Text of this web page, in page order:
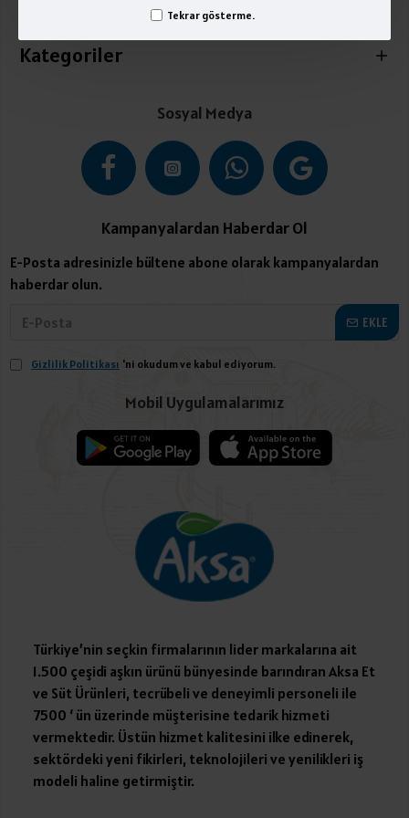
Tekrar gösterme.
Kategoriler
Sosyal Medya
Kampanyalardan Haberdar Ol
E-Posta adresinizle bültene abone olarak kampanyalardan
haberdar olun.
EKLE
Gizlilik Politikası 'ni okudum ve kabul ediyorum.
Mobil Uygulamalarımız
Türkiye’nin seçkin firmalarının lider markalarına ait
1.500 çeşidi aşkın ürünü bünyesinde barındıran Aksa Et
ve Süt Ürünleri, tecrübeli ve deneyimli personeli ile
7500 ‘ ün üzerinde müşterisine tedarik hizmeti
vermektedir. Üstün hizmet kalitesini ilke edinerek,
sektördeki yeni fikirleri, teknolojileri ve yenilikleri iş
modeli haline getirmiştir.